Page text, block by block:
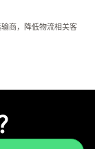
商，降低物流相关客